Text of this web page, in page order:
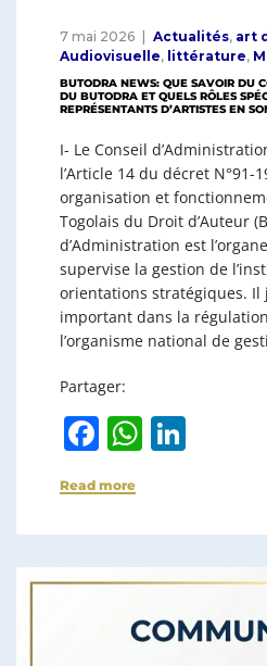
7 mai 2026 Actualités, art
Audiovisuelle, littérature,
BUTODRA NEWS: QUE SAVOIR DU
DU BUTODRA ET QUELS RÔLES
REPRÉSENTANTS D’ARTISTES EN
I- Le Conseil
l’Article 14 du décret N°91-
organisation et
Togolais du Droit d’Auteur
d’Administration est
supervise la gestion de
orientations stratégiques. Il
important dans la
l’organisme national de
Partager:
F
c
e
b
W
s
A
p
p
e
dI
n
Read more